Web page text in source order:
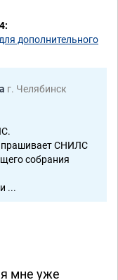
дополнительного
г. Челябинск
СНИЛС
собрания
...
мне уже